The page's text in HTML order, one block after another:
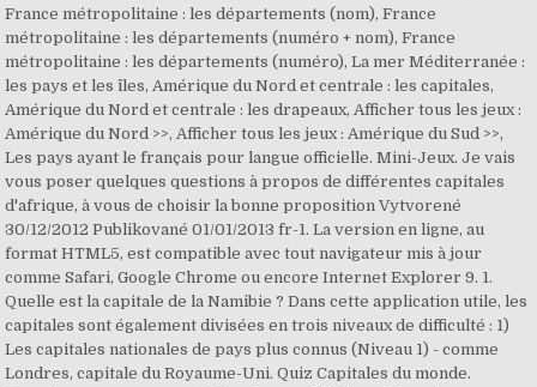
France métropolitaine : les départements (nom), France
métropolitaine : les départements (numéro + nom), France
métropolitaine : les départements (numéro), La mer Méditerranée :
les pays et les îles, Amérique du Nord et centrale : les capitales,
Amérique du Nord et centrale : les drapeaux, Afficher tous les jeux :
Amérique du Nord >>, Afficher tous les jeux : Amérique du Sud >>,
Les pays ayant le français pour langue officielle. Mini-Jeux. Je vais
vous poser quelques questions à propos de différentes capitales
d'afrique, à vous de choisir la bonne proposition Vytvorené
30/12/2012 Publikované 01/01/2013 fr-1. La version en ligne, au
format HTML5, est compatible avec tout navigateur mis à jour
comme Safari, Google Chrome ou encore Internet Explorer 9. 1.
Quelle est la capitale de la Namibie ? Dans cette application utile, les
capitales sont également divisées en trois niveaux de difficulté : 1)
Les capitales nationales de pays plus connus (Niveau 1) - comme
Londres, capitale du Royaume-Uni. Quiz Capitales du monde.